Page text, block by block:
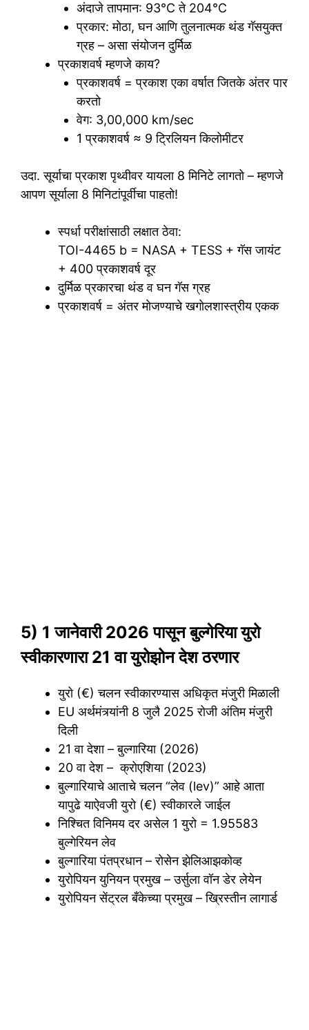
अंदाजे तापमान: 93°C ते 204°C
प्रकार: मोठा, घन आणि तुलनात्मक थंड गॅसयुक्त
ग्रह – असा संयोजन दुर्मिळ
प्रकाशवर्ष म्हणजे काय?
प्रकाशवर्ष = प्रकाश एका वर्षात जितके अंतर पार
करतो
वेग: 3,00,000 km/sec
1 प्रकाशवर्ष ≈ 9 ट्रिलियन किलोमीटर
उदा. सूर्याचा प्रकाश पृथ्वीवर यायला 8 मिनिटे लागतो – म्हणजे
आपण सूर्याला 8 मिनिटांपूर्वीचा पाहतो!
स्पर्धा परीक्षांसाठी लक्षात ठेवा:
TOI-4465 b = NASA + TESS + गॅस जायंट
+ 400 प्रकाशवर्ष दूर
दुर्मिळ प्रकारचा थंड व घन गॅस ग्रह
प्रकाशवर्ष = अंतर मोजण्याचे खगोलशास्त्रीय एकक
5) 1 जानेवारी 2026 पासून बुल्गेरिया युरो
स्वीकारणारा 21 वा युरोझोन देश ठरणार
युरो (€) चलन स्वीकारण्यास अधिकृत मंजुरी मिळाली
EU अर्थमंत्र्यांनी 8 जुलै 2025 रोजी अंतिम मंजुरी
दिली
21 वा देशा – बुल्गारिया (2026)
20 वा देश – क्रोएशिया (2023)
बुल्गारियाचे आताचे चलन “लेव (lev)” आहे आता
यापुढे याऐवजी युरो (€) स्वीकारले जाईल
निश्चित विनिमय दर असेल 1 युरो = 1.95583
बुल्गेरियन लेव
बुल्गारिया पंतप्रधान – रोसेन झेलिआझकोव्ह
युरोपियन युनियन प्रमुख – उर्सुला वॉन डेर लेयेन
युरोपियन सेंट्रल बँकेच्या प्रमुख – ख्रिस्तीन लागार्ड